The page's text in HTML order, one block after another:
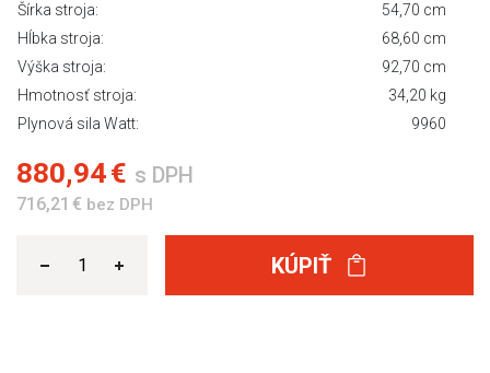
Šírka stroja:
54,70 cm
Hĺbka stroja:
68,60 cm
Výška stroja:
92,70 cm
Hmotnosť stroja:
34,20 kg
Plynová sila Watt:
9960
880,94 € s DPH
716,21 € bez DPH
KÚPIŤ